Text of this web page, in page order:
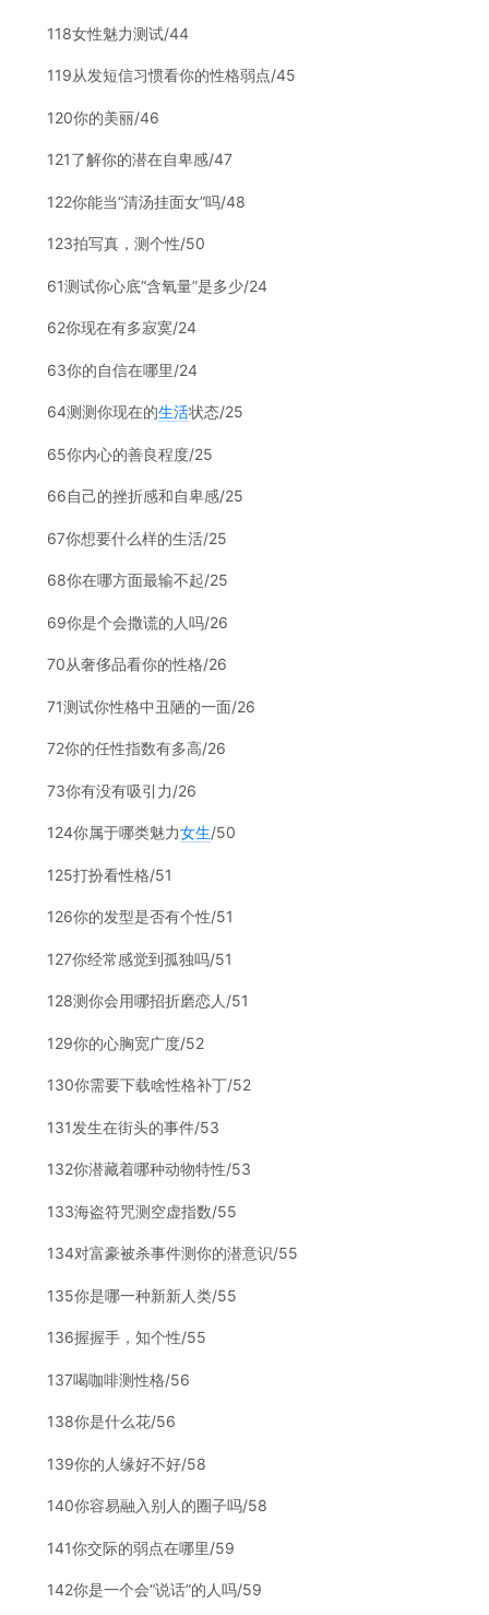
118女性魅力测试/44
119从发短信习惯看你的性格弱点/45
120你的美丽/46
121了解你的潜在自卑感/47
122你能当“清汤挂面女”吗/48
123拍写真，测个性/50
61测试你心底“含氧量”是多少/24
62你现在有多寂寞/24
63你的自信在哪里/24
64测测你现在的生活状态/25
65你内心的善良程度/25
66自己的挫折感和自卑感/25
67你想要什么样的生活/25
68你在哪方面最输不起/25
69你是个会撒谎的人吗/26
70从奢侈品看你的性格/26
71测试你性格中丑陋的一面/26
72你的任性指数有多高/26
73你有没有吸引力/26
124你属于哪类魅力女生/50
125打扮看性格/51
126你的发型是否有个性/51
127你经常感觉到孤独吗/51
128测你会用哪招折磨恋人/51
129你的心胸宽广度/52
130你需要下载啥性格补丁/52
131发生在街头的事件/53
132你潜藏着哪种动物特性/53
133海盗符咒测空虚指数/55
134对富豪被杀事件测你的潜意识/55
135你是哪一种新新人类/55
136握握手，知个性/55
137喝咖啡测性格/56
138你是什么花/56
139你的人缘好不好/58
140你容易融入别人的圈子吗/58
141你交际的弱点在哪里/59
142你是一个会“说话”的人吗/59